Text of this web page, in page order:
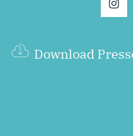
Download